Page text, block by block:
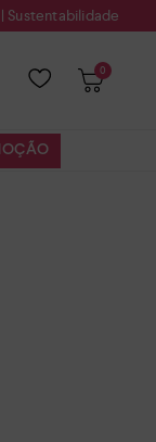
| Sustentabilidade
0